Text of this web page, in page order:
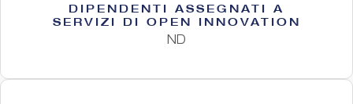
DIPENDENTI ASSEGNATI A
SERVIZI DI OPEN INNOVATION
ND